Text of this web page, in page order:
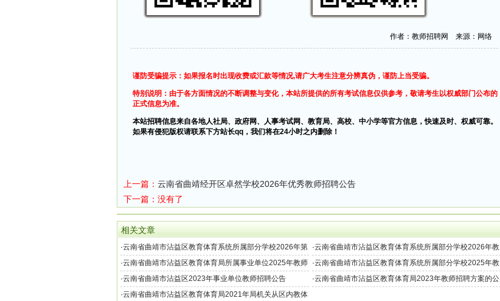
作者：教师招聘网 来源：网络
谨防受骗提示：如果报名时出现收费或汇款等情况,请广大考生注意分辨真伪，谨防上当受骗。
特别说明：由于各方面情况的不断调整与变化，本站所提供的所有考试信息仅供参考，敬请考生以权威部门公布的
正式信息为准。
本站招聘信息来自各地人社局、政府网、人事考试网、教育局、高校、中小学等官方信息，快速及时、权威可靠。
如果有侵犯版权请联系下方站长qq，我们将在24小时之内删除！
上一篇： 云南省曲靖经开区卓然学校2026年优秀教师招聘公告
下一篇：没有了
相关文章
·云南省曲靖市沾益区教育体育系统所属部分学校2026年第
二次教师招聘公告
·云南省曲靖市沾益区教育体育系统所属部分学校2026年教
师招聘30名公告
·云南省曲靖市沾益区教育体育局所属事业单位2025年教师
招聘公告
·云南省曲靖市沾益区教育体育系统所属部分学校2025年教
师招聘30名公告
·云南省曲靖市沾益区2023年事业单位教师招聘公告 ·云南省曲靖市沾益区教育体育局2023年教师招聘方案的公
·云南省曲靖市沾益区教育体育局2021年局机关从区内教体